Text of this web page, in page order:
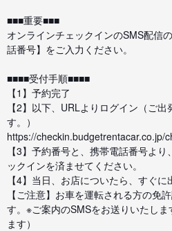
■■■重要■■■
オンラインチェックインのSMS配信
話番号】をご入力ください。
■■■■受付手順■■■■
【1】予約完了
【2】以下、URLよりログイン（ご
す。）
https://checkin.budgetrentacar.co.jp/
【3】予約番号と、携帯電話番号よ
ックインを済ませてください。
【4】当日、お店についたら、すぐに
【ご注意】お車を運転される方の免
す。※ご案内のSMSをお送りいたし
ます）